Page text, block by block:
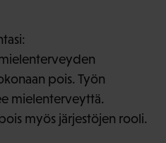
pois. Työn
mielenterveyttä.
myös järjestöjen rooli.